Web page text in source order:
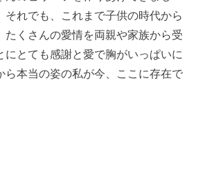
それでも、これまで子供の時代から
たくさんの愛情を両親や家族から受
にとても感謝と愛で胸がいっぱいに
ら本当の姿の私が今、ここに存在で